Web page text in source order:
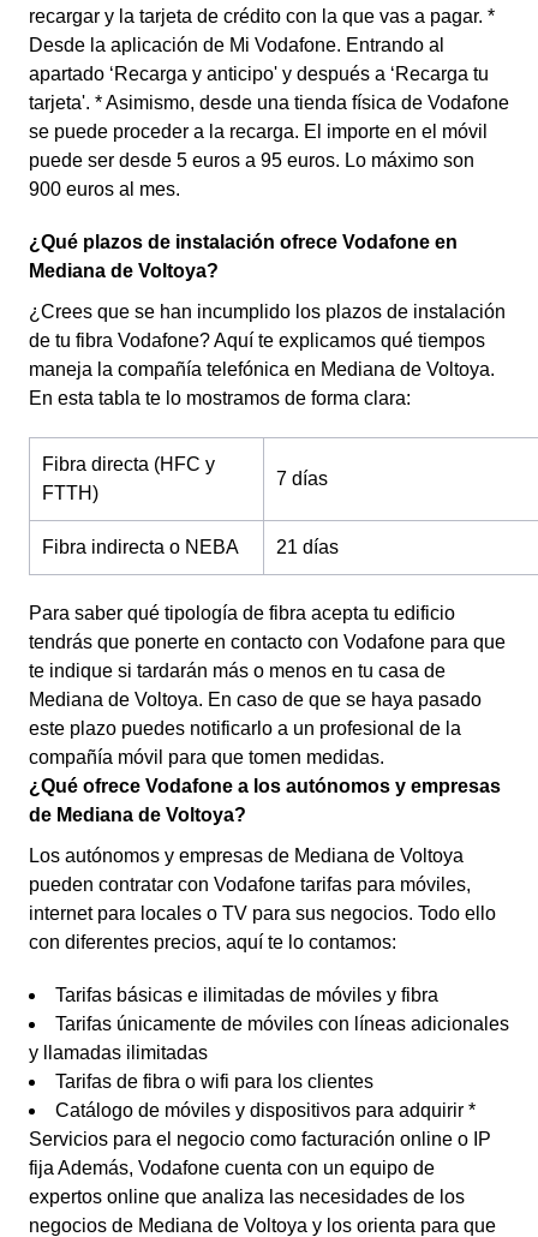
recargar y la tarjeta de crédito con la que vas a pagar. *
Desde la aplicación de Mi Vodafone. Entrando al
apartado ‘Recarga y anticipo' y después a ‘Recarga tu
tarjeta'. * Asimismo, desde una tienda física de Vodafone
se puede proceder a la recarga. El importe en el móvil
puede ser desde 5 euros a 95 euros. Lo máximo son
900 euros al mes.
¿Qué plazos de instalación ofrece Vodafone en
Mediana de Voltoya?
¿Crees que se han incumplido los plazos de instalación
de tu fibra Vodafone? Aquí te explicamos qué tiempos
maneja la compañía telefónica en Mediana de Voltoya.
En esta tabla te lo mostramos de forma clara:
Fibra directa (HFC y
FTTH)
7 días
Fibra indirecta o NEBA 21 días
Para saber qué tipología de fibra acepta tu edificio
tendrás que ponerte en contacto con Vodafone para que
te indique si tardarán más o menos en tu casa de
Mediana de Voltoya. En caso de que se haya pasado
este plazo puedes notificarlo a un profesional de la
compañía móvil para que tomen medidas.
¿Qué ofrece Vodafone a los autónomos y empresas
de Mediana de Voltoya?
Los autónomos y empresas de Mediana de Voltoya
pueden contratar con Vodafone tarifas para móviles,
internet para locales o TV para sus negocios. Todo ello
con diferentes precios, aquí te lo contamos:
Tarifas básicas e ilimitadas de móviles y fibra
Tarifas únicamente de móviles con líneas adicionales
y llamadas ilimitadas
Tarifas de fibra o wifi para los clientes
Catálogo de móviles y dispositivos para adquirir *
Servicios para el negocio como facturación online o IP
fija Además, Vodafone cuenta con un equipo de
expertos online que analiza las necesidades de los
negocios de Mediana de Voltoya y los orienta para que